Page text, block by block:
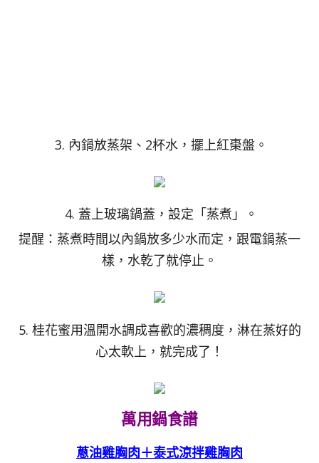
3. 內鍋放蒸架、2杯水，擺上紅棗盤。
4. 蓋上玻璃鍋蓋，設定「蒸煮」。
提醒：蒸煮時間以內鍋放多少水而定，跟電鍋蒸一
樣，水乾了就停止。
5. 桂花蜜用溫開水調成喜歡的濃稠度，淋在蒸好的
心太軟上，就完成了！
萬用鍋食譜
蔥油雞胸肉＋泰式涼拌雞胸肉